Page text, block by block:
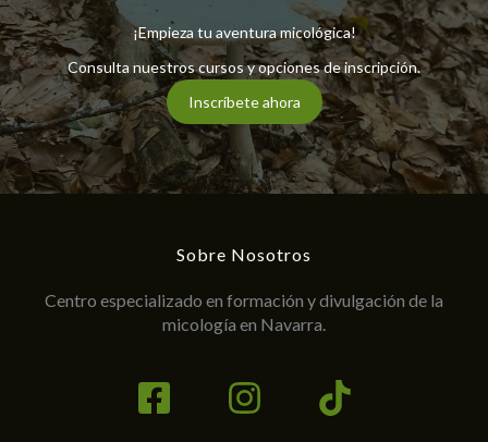
¡Empieza tu aventura micológica!
Consulta nuestros cursos y opciones de inscripción.
Inscríbete ahora
Sobre Nosotros
Centro especializado en formación y divulgación de la
micología en Navarra.